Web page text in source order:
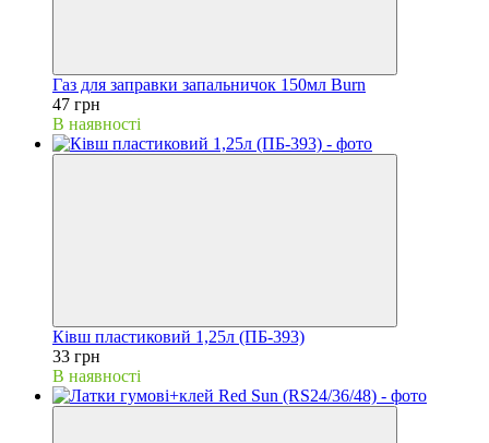
Газ для заправки запальничок 150мл Burn
47 грн
В наявності
Ківш пластиковий 1,25л (ПБ-393)
33 грн
В наявності